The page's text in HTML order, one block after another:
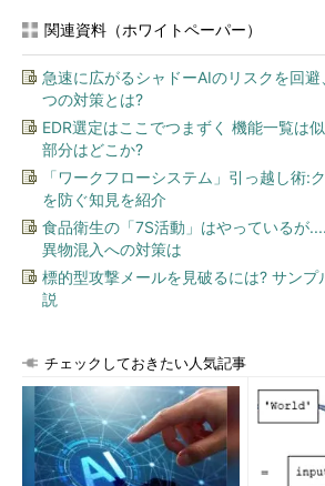
関連資料（ホワイトペーパー）
急速に広がるシャドーAIのリスクを回
つの対策とは?
EDR選定はここでつまずく 機能一覧は
部分はどこか?
「ワークフローシステム」引っ越し術:
を防ぐ知見を紹介
食品衛生の「7S活動」はやっているが
異物混入への対策は
標的型攻撃メールを見破るには? サン
説
チェックしておきたい人気記事